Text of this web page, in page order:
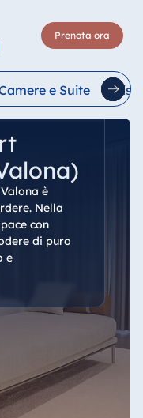
Prenota ora
e Suite
è
Nella
con
di puro
e